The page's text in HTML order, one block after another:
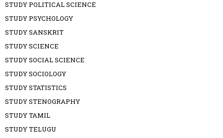
STUDY POLITICAL SCIENCE
STUDY PSYCHOLOGY
STUDY SANSKRIT
STUDY SCIENCE
STUDY SOCIAL SCIENCE
STUDY SOCIOLOGY
STUDY STATISTICS
STUDY STENOGRAPHY
STUDY TAMIL
STUDY TELUGU